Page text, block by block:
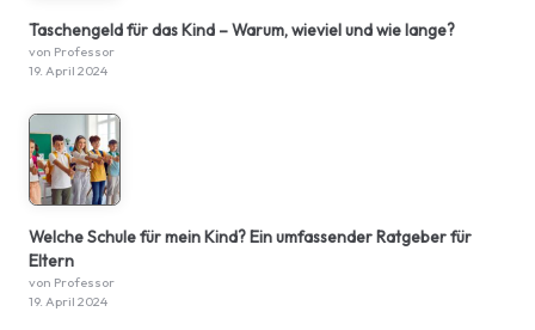
Taschengeld für das Kind – Warum, wieviel und wie lange?
von Professor
19. April 2024
Welche Schule für mein Kind? Ein umfassender Ratgeber für
Eltern
von Professor
19. April 2024